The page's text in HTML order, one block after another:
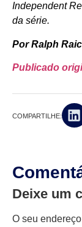
Independent
da série.
Por Ralph
Publicado
COMPARTILHE:
Deixe um
O seu